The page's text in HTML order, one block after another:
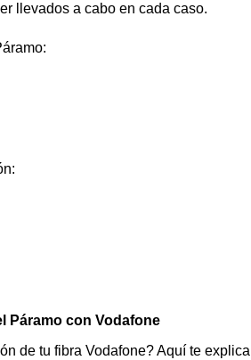
llevados a cabo en cada caso.
Páramo con Vodafone
de tu fibra Vodafone? Aquí te